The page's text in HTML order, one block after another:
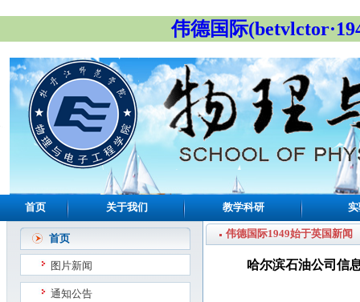
伟德国际
首页 关于我们 教学科研
首页
图片新闻
通知公告
伟德国际1949始于英国新闻
哈尔滨石油公司信